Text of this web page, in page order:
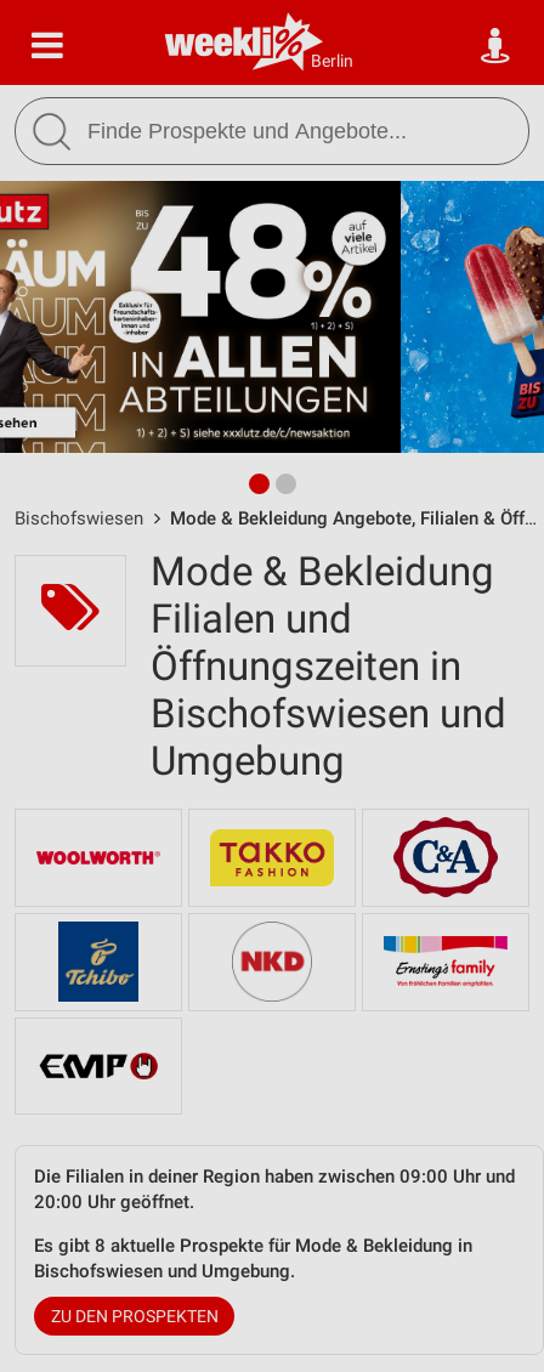
Berlin
Bischofswiesen Mode & Bekleidung Angebote, Filialen & Öffnungszeiten
Mode & Bekleidung
Filialen und
Öffnungszeiten in
Bischofswiesen und
Umgebung
Die Filialen in deiner Region haben zwischen 09:00 Uhr und
20:00 Uhr geöffnet.
Es gibt 8 aktuelle Prospekte für Mode & Bekleidung in
Bischofswiesen und Umgebung.
ZU DEN PROSPEKTEN